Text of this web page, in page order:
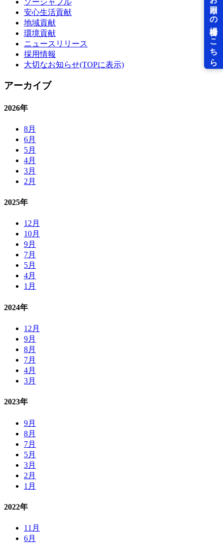
安心生活貢献
地域貢献
環境貢献
ニュースリリース
採用情報
大切なお知らせ(TOPに表示)
アーカイブ
2026年
8月
6月
5月
4月
3月
2月
2025年
12月
10月
9月
7月
5月
4月
1月
2024年
12月
9月
8月
7月
4月
3月
2023年
9月
8月
7月
5月
3月
2月
1月
2022年
11月
6月